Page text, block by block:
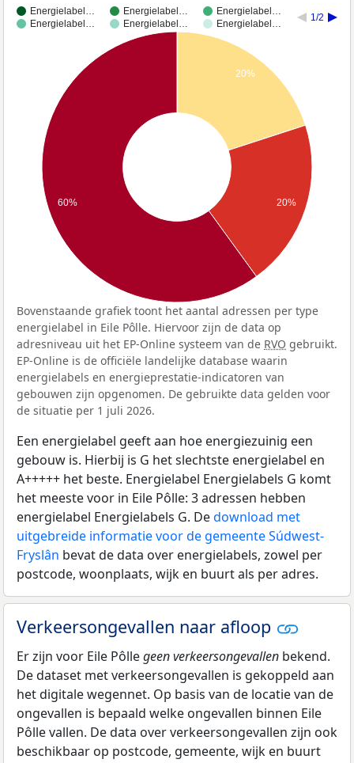
Energielabel… Energielabel…
Energielabel…
Energielabel…
Energielabel… Energielabel…
1/2
20%
20%
60%
Bovenstaande grafiek toont het aantal adressen per type
energielabel in Eile Pôlle. Hiervoor zijn de data op
adresniveau uit het EP-Online systeem van de RVO gebruikt.
EP-Online is de officiële landelijke database waarin
energielabels en energieprestatie-indicatoren van
gebouwen zijn opgenomen. De gebruikte data gelden voor
de situatie per 1 juli 2026.
Een energielabel geeft aan hoe energiezuinig een
gebouw is. Hierbij is G het slechtste energielabel en
A+++++ het beste. Energielabel Energielabels G komt
het meeste voor in Eile Pôlle: 3 adressen hebben
energielabel Energielabels G. Dedownload met
uitgebreide informatie voor de gemeente Súdwest-
Fryslân bevat de data over energielabels, zowel per
postcode, woonplaats, wijk en buurt als per adres.
Verkeersongevallen naar afloop
Er zijn voor Eile Pôllegeen verkeersongevallen bekend.
De dataset met verkeersongevallen is gekoppeld aan
het digitale wegennet. Op basis van de locatie van de
ongevallen is bepaald welke ongevallen binnen Eile
Pôlle vallen. De data over verkeersongevallen zijn ook
beschikbaar op postcode, gemeente, wijk en buurt